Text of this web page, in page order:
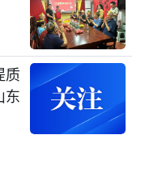
质
东